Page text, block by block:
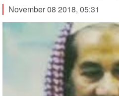
November 08 2018, 05:31